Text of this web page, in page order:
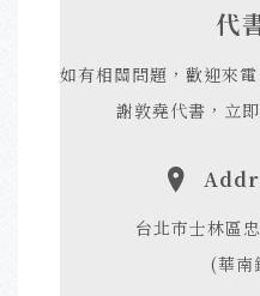
代
如有相關問題，歡迎來
謝敦堯代書，立
台北市士林區
(華南